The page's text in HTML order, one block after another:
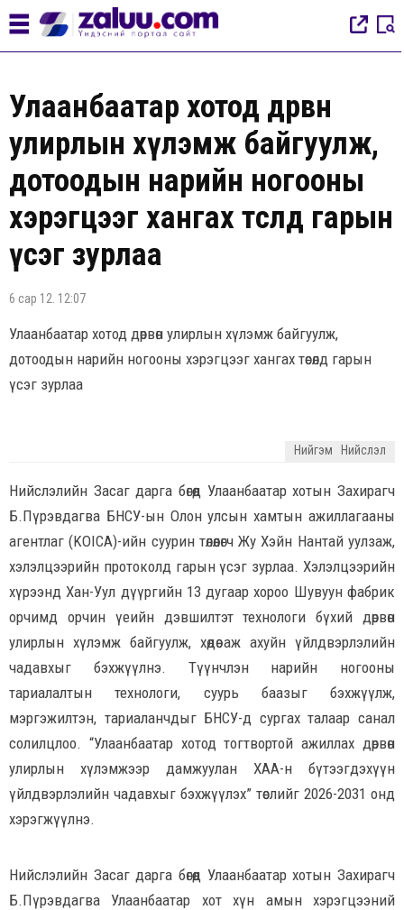
Улаанбаатар хотод дөрвөн
улирлын хүлэмж байгуулж,
дотоодын нарийн ногооны
хэрэгцээг хангах төсөлд гарын
үсэг зурлаа
6 сар 12. 12:07
Улаанбаатар хотод дөрвөн улирлын хүлэмж байгуулж,
дотоодын нарийн ногооны хэрэгцээг хангах төсөлд гарын
үсэг зурлаа
Нийгэм Нийслэл
Нийслэлийн Засаг дарга бөгөөд Улаанбаатар хотын Захирагч
Б.Пүрэвдагва БНСУ-ын Олон улсын хамтын ажиллагааны
агентлаг (KOICA)-ийн суурин төлөөлөгч Жу Хэйн Нантай уулзаж,
хэлэлцээрийн протоколд гарын үсэг зурлаа. Хэлэлцээрийн
хүрээнд Хан-Уул дүүргийн 13 дугаар хороо Шувуун фабрик
орчимд орчин үеийн дэвшилтэт технологи бүхий дөрвөн
улирлын хүлэмж байгуулж, хөдөө аж ахуйн үйлдвэрлэлийн
чадавхыг бэхжүүлнэ. Түүнчлэн нарийн ногооны
тариалалтын технологи, суурь баазыг бэхжүүлж,
мэргэжилтэн, тариаланчдыг БНСУ-д сургах талаар санал
солилцлоо. “Улаанбаатар хотод тогтвортой ажиллах дөрвөн
улирлын хүлэмжээр дамжуулан ХАА-н бүтээгдэхүүн
үйлдвэрлэлийн чадавхыг бэхжүүлэх” төслийг 2026-2031 онд
хэрэгжүүлнэ.
Нийслэлийн Засаг дарга бөгөөд Улаанбаатар хотын Захирагч
Б.Пүрэвдагва Улаанбаатар хот хүн амын хэрэгцээний